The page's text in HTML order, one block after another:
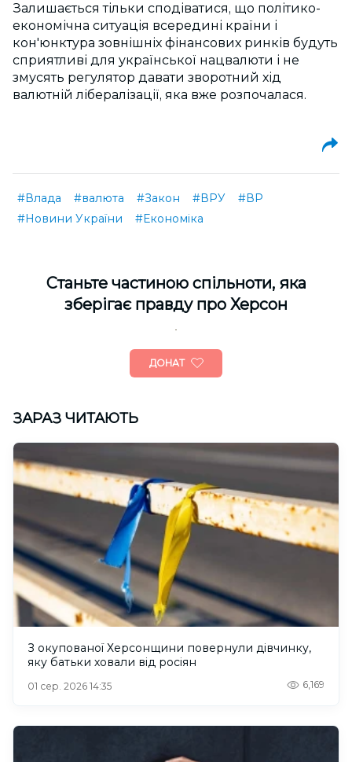
Залишається тільки сподіватися, що політико-
економічна ситуація всередині країни і
кон'юнктура зовнішніх фінансових ринків будуть
сприятливі для української нацвалюти і не
змусять регулятор давати зворотний хід
валютній лібералізації, яка вже розпочалася.
#Влада #валюта #Закон #ВРУ
#ВР
#Новини України
#Економіка
Cтаньте частиною спільноти, яка
зберігає правду про Херсон
ДОНАТ
ЗАРАЗ ЧИТАЮТЬ
З окупованої Херсонщини повернули дівчинку,
яку батьки ховали від росіян
01 сер. 2026 14:35 6,169